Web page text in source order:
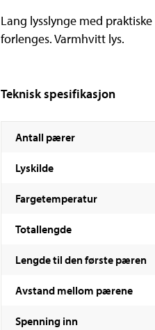
Lang lysslynge med
forlenges. Varmhvitt lys.
Teknisk spesifikasjon
Antall pærer
Lyskilde
Fargetemperatur
Totallengde
Lengde til den første pæren
Avstand mellom pærene
Spenning inn